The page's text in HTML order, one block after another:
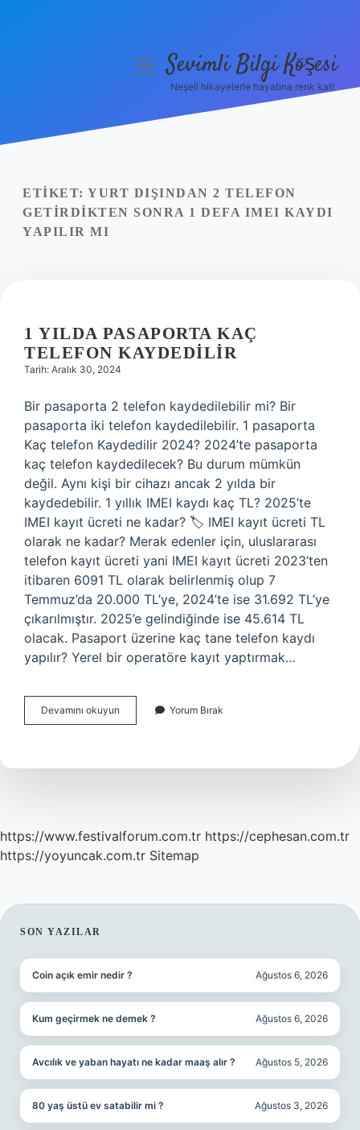
Yasal Uyarı
Hakkımızda
menüyüSevimli Bilgi Köşesi
Neşeli hikayelerle hayatına renk kat!
ETIKET: YURT DIŞINDAN 2 TELEFON
GETIRDIKTEN SONRA 1 DEFA IMEI KAYDI
YAPILIR MI
1 YILDA PASAPORTA KAÇ
TELEFON KAYDEDILIR
Tarih: Aralık 30, 2024
Bir pasaporta 2 telefon kaydedilebilir mi? Bir
pasaporta iki telefon kaydedilebilir. 1 pasaporta
Kaç telefon Kaydedilir 2024? 2024’te pasaporta
kaç telefon kaydedilecek? Bu durum mümkün
değil. Aynı kişi bir cihazı ancak 2 yılda bir
kaydedebilir. 1 yıllık IMEI kaydı kaç TL? 2025’te
IMEI kayıt ücreti ne kadar? 🏷 IMEI kayıt ücreti TL
olarak ne kadar? Merak edenler için, uluslararası
telefon kayıt ücreti yani IMEI kayıt ücreti 2023’ten
itibaren 6091 TL olarak belirlenmiş olup 7
Temmuz’da 20.000 TL’ye, 2024’te ise 31.692 TL’ye
çıkarılmıştır. 2025’e gelindiğinde ise 45.614 TL
olacak. Pasaport üzerine kaç tane telefon kaydı
yapılır? Yerel bir operatöre kayıt yaptırmak…
Devamını okuyun
Yılda
Telefon
Yorum Bırak
https://www.festivalforum.com.tr https://cephesan.com.tr
https://yoyuncak.com.tr Sitemap
SIDEBAR
SON YAZILAR
Coin açık emir nedir ? Ağustos 6, 2026
Kum geçirmek ne demek ? Ağustos 6, 2026
Avcılık ve yaban hayatı ne kadar maaş alır ? Ağustos 5, 2026
80 yaş üstü ev satabilir mi ? Ağustos 3, 2026